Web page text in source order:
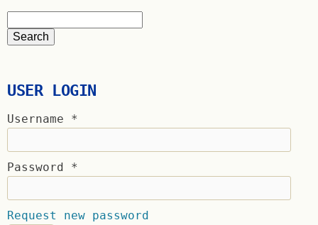
USER LOGIN
Username *
Password *
Request new password